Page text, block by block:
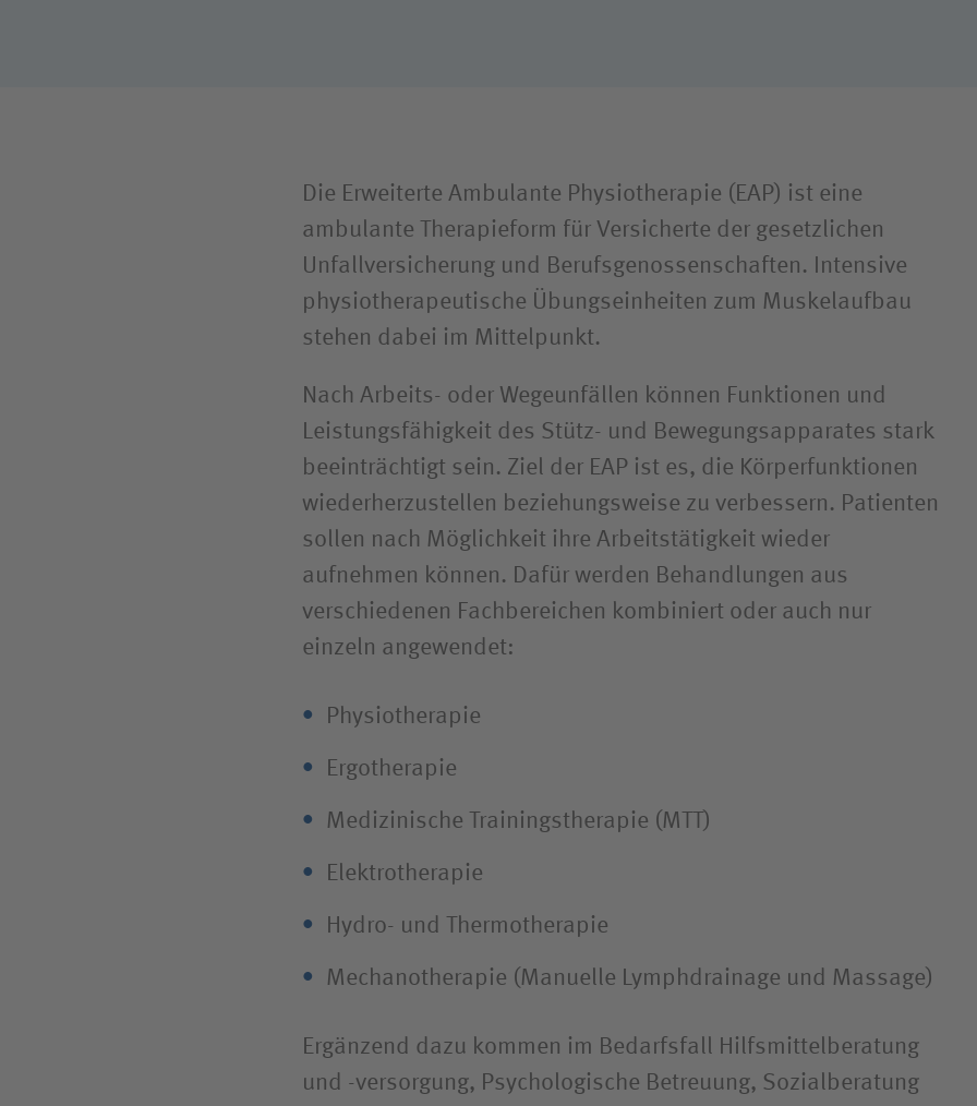
Die Erweiterte Ambulante Physio­therapie (EAP) ist eine
ambulante Therapieform für Versicherte der gesetzlichen
Unfall­versicherung und Berufs­genossen­schaften. Intensive
physiotherapeutische Übungs­einheiten zum Muskelaufbau
stehen dabei im Mittelpunkt.
Nach Arbeits- oder Wegeunfällen können Funktionen und
Leistungs­fähigkeit des Stütz- und Bewegungs­apparates stark
beeinträchtigt sein. Ziel der EAP ist es, die Körper­funktionen
wiederherzustellen beziehungs­weise zu verbessern. Patienten
sollen nach Möglichkeit ihre Arbeitstätigkeit wieder
aufnehmen können. Dafür werden Behandlungen aus
verschiedenen Fachbereichen kombiniert oder auch nur
einzeln angewendet:
Physiotherapie
Ergotherapie
Medizinische Trainingstherapie (MTT)
Elektrotherapie
Hydro- und Thermotherapie
Mechanotherapie (Manuelle Lymphdrainage und Massage)
Ergänzend dazu kommen im Bedarfsfall Hilfs­mittel­beratung
und -versorgung, Psychologische Betreuung, Sozialberatung